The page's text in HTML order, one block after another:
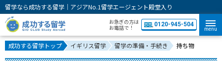
留学なら成功する留学｜アジアNo.1留学エージェント殿堂入り
お急ぎの方は
お電話で！
0120-945-504
menu
成功する留学トップ イギリス留学 留学の準備・手続き 持ち物